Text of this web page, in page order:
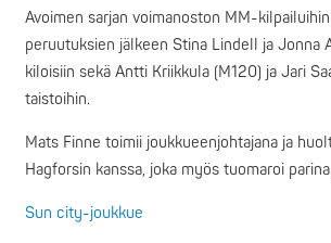
Avoimen sarjan voimanoston MM-
peruutuksien jälkeen Stina Lindell ja Jonna
kiloisiin sekä Antti Kriikkula (M120) ja Jari
taistoihin.
Mats Finne toimii joukkueenjohtajana ja
Hagforsin kanssa, joka myös tuomaroi
Sun city-joukkue